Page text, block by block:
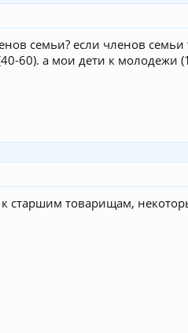
семьи? если членов
60). а мои дети к молодежи
старшим товарищам,